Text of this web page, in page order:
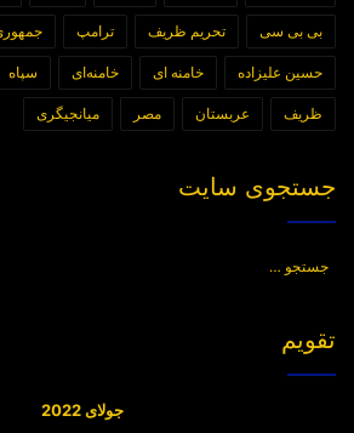
بی بی سی تحریم ظریف ترامپ
حسین علیزاده خامنه ای خامنه‌ای سپاه
ظریف عربستان مصر میانجیگری
جستجوی سایت
تقویم
جولای 2022